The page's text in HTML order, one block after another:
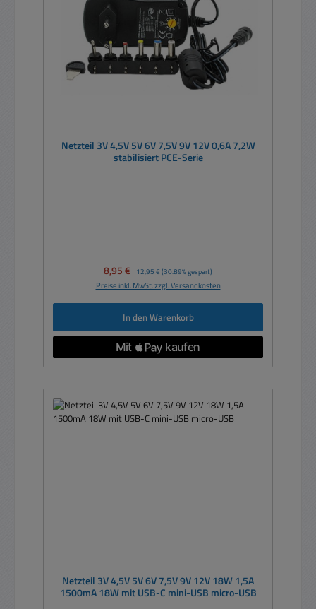
Netzteil 3V 4,5V 5V 6V 7,5V 9V 12V 0,6A 7,2W
stabilisiert PCE-Serie
Verkaufspreis:
8,95 € Regulärer Preis:
12,95 € (30.89% gespart)
Preise inkl. MwSt. zzgl. Versandkosten
In den Warenkorb
Netzteil 3V 4,5V 5V 6V 7,5V 9V 12V 18W 1,5A
1500mA 18W mit USB-C mini-USB micro-USB